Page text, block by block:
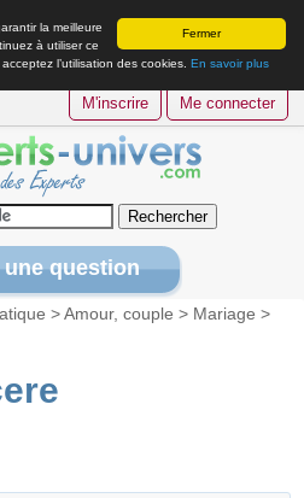
Fermer
la meilleure
à utiliser ce
l’utilisation des cookies. En savoir plus
M'inscrire Me connecter
une question
>Amour, couple > Mariage >